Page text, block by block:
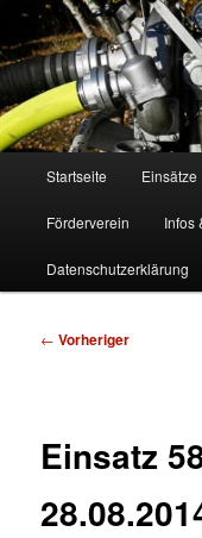
Zum
primären
Inhalt
springenFF Köln,
Freiwillige Feuerwehr
Startseite Einsätze
Förderverein Infos
Datenschutzerklärung
Beitragsnavigation
← Vorheriger
Einsatz